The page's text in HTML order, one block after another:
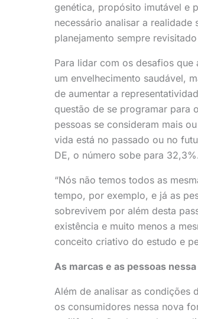
genética, propósito imutável e
necessário analisar a
planejamento sempre
Para lidar com os desafios
um envelhecimento saudável,
de aumentar a
questão de se programar para
pessoas se consideram mais
vida está no passado ou no
DE, o número sobe para 32,3%.
“Nós não temos todos as
tempo, por exemplo, e já as
sobrevivem por além desta
existência e muito menos a
conceito criativo do estudo e
As marcas e as pessoas
Além de analisar as condições
os consumidores nessa nova